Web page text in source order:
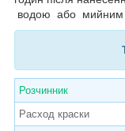
водою або мийним
Розчинник
Расход краски